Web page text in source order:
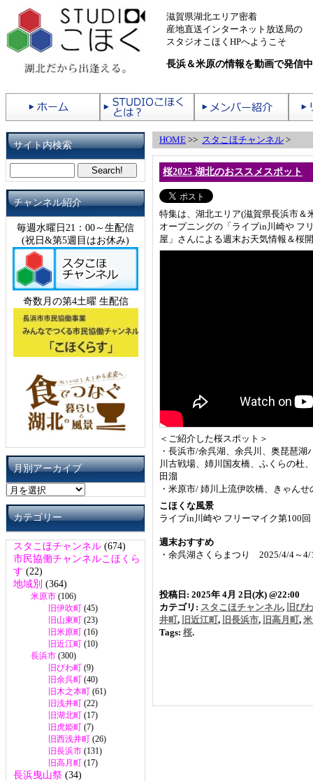
滋賀県湖北エリア密着
産地直送インターネット放送局の
スタジオこほくHPへようこそ
長浜＆米原の情報を動画で発信中
サイト内検索
チャンネル紹介
毎週水曜日21：00～生配信
(祝日&第5週目はお休み)
奇数月の第4土曜 生配信
月別アーカイブ
月
別
ア
カ
イ
ブ
カテゴリー
スタこほチャンネル (674)
市民協働チャンネルこほくら
す (22)
地域別 (364)
米原市 (106)
旧伊吹町 (45)
旧山東町 (23)
旧米原町 (16)
旧近江町 (10)
長浜市 (300)
旧びわ町 (9)
旧余呉町 (40)
旧木之本町 (61)
旧浅井町 (22)
旧湖北町 (17)
旧虎姫町 (7)
旧西浅井町 (26)
旧長浜市 (131)
旧高月町 (17)
長浜曳山祭 (34)
HOME >> スタこほチャンネル >
桜2025 湖北のおススメスポット
特集は、湖北エリア(滋賀県長浜市＆
オープニングの「ライブin川崎や フ
屋」さんによる週末お天気情報＆桜
＜ご紹介した桜スポット＞
・長浜市/余呉湖、余呉川、奥琵琶
川古戦場、姉川国友橋、ふくらの杜
田溜
・米原市/ 姉川上流伊吹橋、きゃん
こほくな風景
ライブin川崎や フリーマイク第100回
週末おすすめ
・余呉湖さくらまつり 2025/4/4～
投稿日: 2025年 4月 2日(水) @22:00
カテゴリ: スタこほチャンネル, 旧び
井町, 旧近江町, 旧長浜市, 旧高月町,
Tags: 桜.